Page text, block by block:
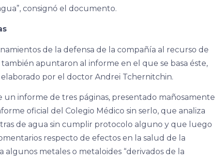
consignó el documento.
de la defensa de la compañía al recurso de
apuntaron al informe en el que se basa éste,
por el doctor Andrei Tchernitchin.
un informe de tres páginas, presentado mañosamente
oficial del Colegio Médico sin serlo, que analiza
de agua sin cumplir protocolo alguno y que luego
respecto de efectos en la salud de la
algunos metales o metaloides “derivados de la